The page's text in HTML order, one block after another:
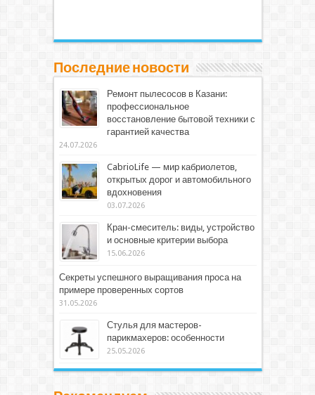
Последние новости
Ремонт пылесосов в Казани:
профессиональное
восстановление бытовой техники с
гарантией качества
24.07.2026
CabrioLife — мир кабриолетов,
открытых дорог и автомобильного
вдохновения
03.07.2026
Кран-смеситель: виды, устройство
и основные критерии выбора
15.06.2026
Секреты успешного выращивания проса на
примере проверенных сортов
31.05.2026
Стулья для мастеров-
парикмахеров: особенности
25.05.2026